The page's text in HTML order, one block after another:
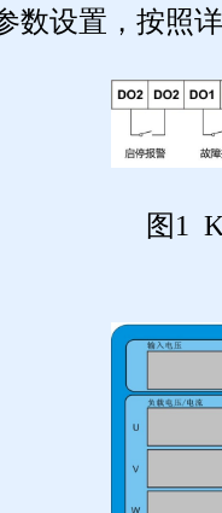
数设置，按照
图1